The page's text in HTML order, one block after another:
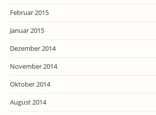
Februar 2015
Januar 2015
Dezember 2014
November 2014
Oktober 2014
August 2014